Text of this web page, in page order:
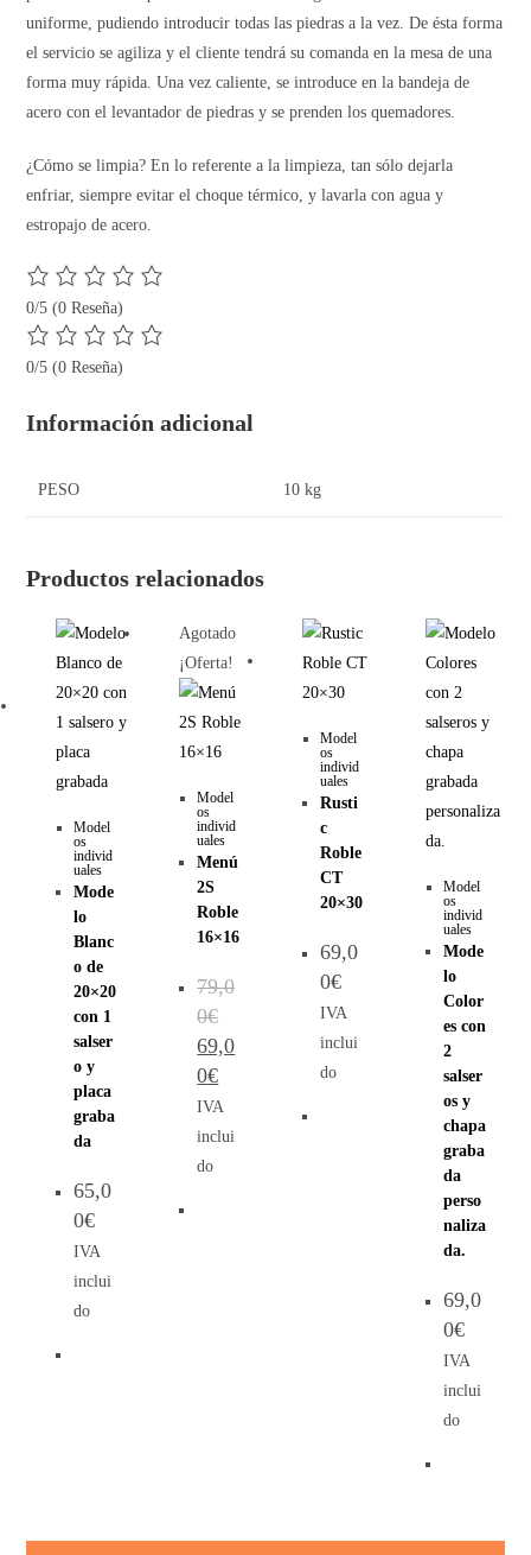
uniforme, pudiendo introducir todas las piedras a la vez. De ésta forma
el servicio se agiliza y el cliente tendrá su comanda en la mesa de una
forma muy rápida. Una vez caliente, se introduce en la bandeja de
acero con el levantador de piedras y se prenden los quemadores.
¿Cómo se limpia? En lo referente a la limpieza, tan sólo dejarla
enfriar, siempre evitar el choque térmico, y lavarla con agua y
estropajo de acero.
0/5(0 Reseña)
0/5(0 Reseña)
Información adicional
PESO 10 kg
Productos relacionados
Model
os
individ
uales
Mode
lo
Blanc
o de
20×20
con 1
salser
o y
placa
graba
da
65,0
0€
IVA
inclui
do
Agotado
¡Oferta!
Model
os
individ
uales
Menú
2S
Roble
16×16
79,0
0€
69,0
0€
IVA
inclui
do
Model
os
individ
uales
Rusti
c
Roble
CT
20×30
69,0
0€
IVA
inclui
do
Model
os
individ
uales
Mode
lo
Color
es con
2
salser
os y
chapa
graba
da
perso
naliza
da.
69,0
0€
IVA
inclui
do